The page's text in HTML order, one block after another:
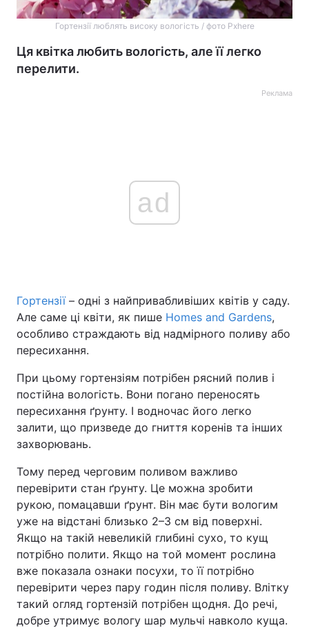
Гортензії люблять високу вологість / фото Pxhere
Ця квітка любить вологість, але її легко
перелити.
Реклама
ad
Гортензії– одні з найпривабливіших квітів у саду.
Але саме ці квіти, як пише Homes and Gardens,
особливо страждають від надмірного поливу або
пересихання.
При цьому гортензіям потрібен рясний полив і
постійна вологість. Вони погано переносять
пересихання ґрунту. І водночас його легко
залити, що призведе до гниття коренів та інших
захворювань.
Тому перед черговим поливом важливо
перевірити стан ґрунту. Це можна зробити
рукою, помацавши ґрунт. Він має бути вологим
уже на відстані близько 2–3 см від поверхні.
Якщо на такій невеликій глибині сухо, то кущ
потрібно полити. Якщо на той момент рослина
вже показала ознаки посухи, то її потрібно
перевірити через пару годин після поливу. Влітку
такий огляд гортензій потрібен щодня. До речі,
добре утримує вологу шар мульчі навколо куща.